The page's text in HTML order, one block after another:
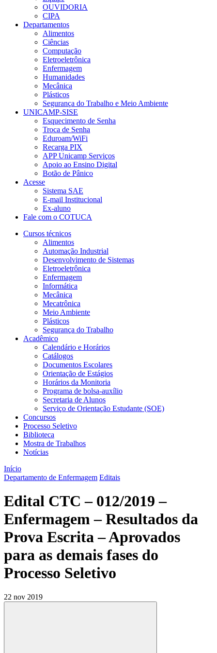
OUVIDORIA
CIPA
Departamentos
Alimentos
Ciências
Computação
Eletroeletrônica
Enfermagem
Humanidades
Mecânica
Plásticos
Segurança do Trabalho e Meio Ambiente
UNICAMP-SISE
Esquecimento de Senha
Troca de Senha
Eduroam/WiFi
Recarga PIX
APP Unicamp Serviços
Apoio ao Ensino Digital
Botão de Pânico
Acesse
Sistema SAE
E-mail Institucional
Ex-aluno
Fale com o COTUCA
Cursos técnicos
Alimentos
Automação Industrial
Desenvolvimento de Sistemas
Eletroeletrônica
Enfermagem
Informática
Mecânica
Mecatrônica
Meio Ambiente
Plásticos
Segurança do Trabalho
Acadêmico
Calendário e Horários
Catálogos
Documentos Escolares
Orientação de Estágios
Horários da Monitoria
Programa de bolsa-auxílio
Secretaria de Alunos
Serviço de Orientação Estudante (SOE)
Concursos
Processo Seletivo
Biblioteca
Mostra de Trabalhos
Notícias
Início
Departamento de Enfermagem Editais
Edital CTC – 012/2019 –
Enfermagem – Resultados da
Prova Escrita – Aprovados
para as demais fases do
Processo Seletivo
22 nov 2019